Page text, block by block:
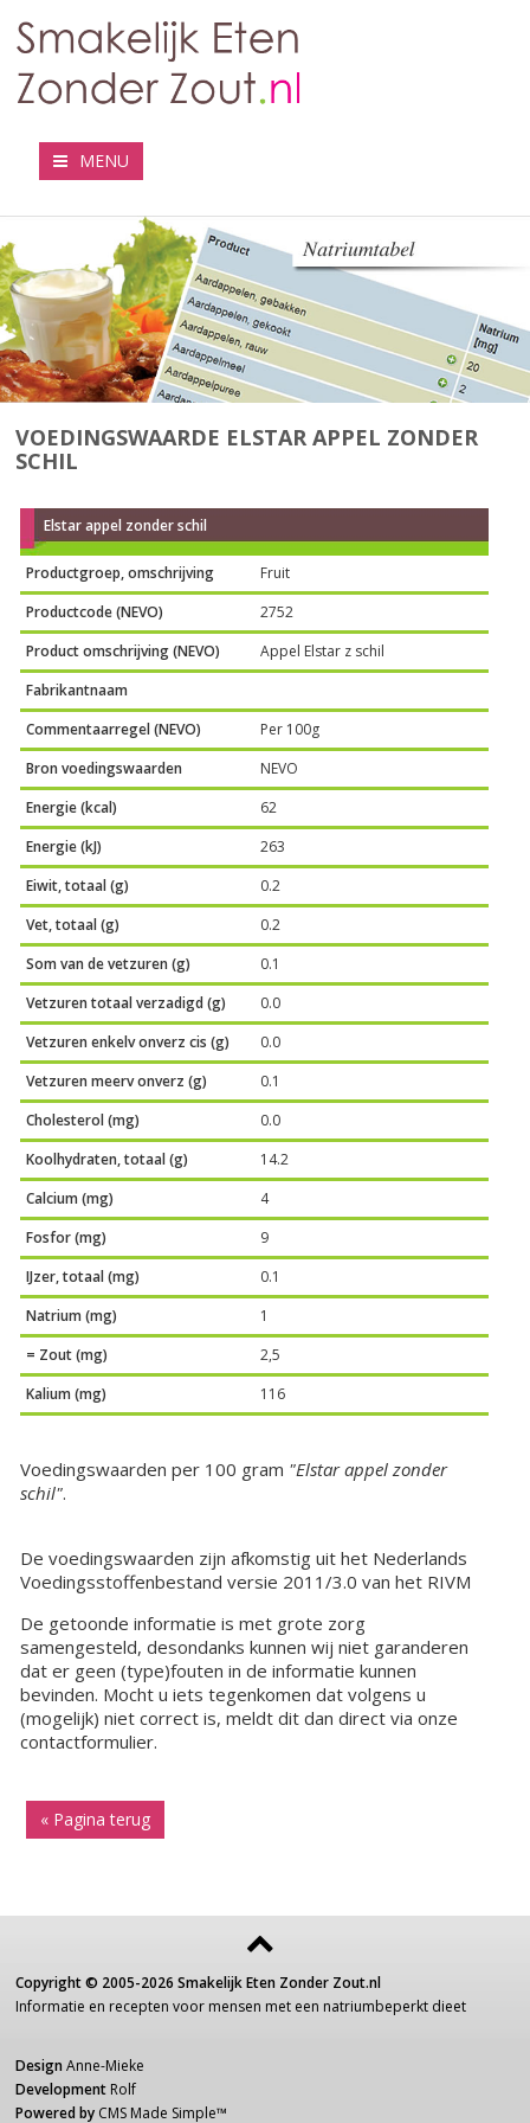
MENU
VOEDINGSWAARDE ELSTAR APPEL ZONDER
SCHIL
Elstar appel zonder schil
Productgroep, omschrijving
Fruit
Productcode (NEVO)
2752
Product omschrijving (NEVO)
Appel Elstar z schil
Fabrikantnaam
Commentaarregel (NEVO)
Per 100g
Bron voedingswaarden
NEVO
Energie (kcal)
62
Energie (kJ)
263
Eiwit, totaal (g)
0.2
Vet, totaal (g)
0.2
Som van de vetzuren (g)
0.1
Vetzuren totaal verzadigd (g)
0.0
Vetzuren enkelv onverz cis (g)
0.0
Vetzuren meerv onverz (g)
0.1
Cholesterol (mg)
0.0
Koolhydraten, totaal (g)
14.2
Calcium (mg)
4
Fosfor (mg)
9
IJzer, totaal (mg)
0.1
Natrium (mg)
1
= Zout (mg)
2,5
Kalium (mg)
116
Voedingswaarden per 100 gram "Elstar appel zonder
schil".
De voedingswaarden zijn afkomstig uit het Nederlands
Voedingsstoffenbestand versie 2011/3.0 van het RIVM
De getoonde informatie is met grote zorg
samengesteld, desondanks kunnen wij niet garanderen
dat er geen (type)fouten in de informatie kunnen
bevinden. Mocht u iets tegenkomen dat volgens u
(mogelijk) niet correct is, meldt dit dan direct via onze
contactformulier.
« Pagina terug
Copyright © 2005-2026 Smakelijk Eten Zonder Zout.nl
Informatie en recepten voor mensen met een natriumbeperkt dieet
Design Anne-Mieke
Development Rolf
Powered by CMS Made Simple™